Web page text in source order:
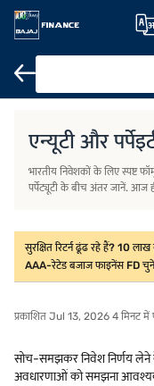
एन्यूटी और
भारतीय निवेशकों के लिए स्पष्ट
पर्पेट्यूटी के बीच अंतर जानें. आज
सुरक्षित रिटर्न ढूंढ रहे हैं? 10
AAA-रेटेड बजाज फाइनेंस FD चुनें
प्रकाशित Jul 13, 2026 4 मिनट में
सोच-समझकर निवेश निर्णय लेने
अवधारणाओं को समझना